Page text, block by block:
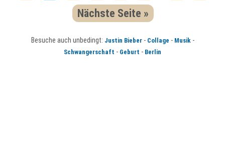
Nächste Seite »
Besuche auch unbedingt: Justin Bieber- Collage - Musik-
Schwangerschaft - Geburt - Berlin